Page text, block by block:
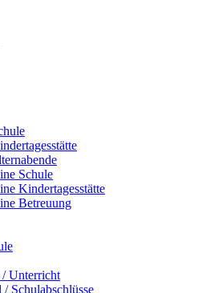
Schule
Kindertagesstätte
Betreuung
/ Unterricht
Schulabschlüsse